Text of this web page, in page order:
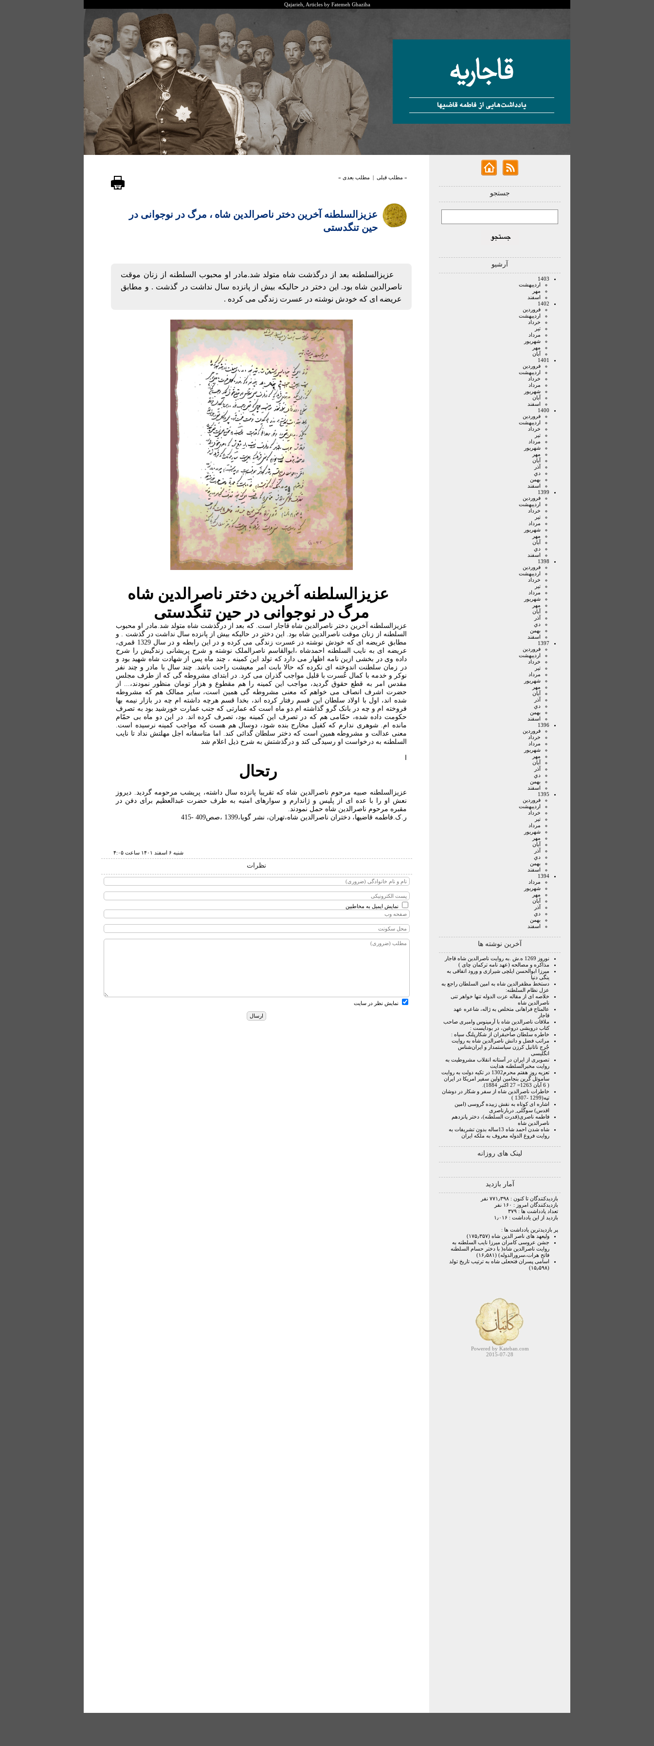
Qajarieh, Articles by Fatemeh Ghaziha
جستجو
آرشیو
1403
ارديبهشت
مهر
اسفند
1402
فروردين
ارديبهشت
خرداد
تير
مرداد
شهريور
مهر
آبان
1401
فروردين
ارديبهشت
خرداد
مرداد
شهريور
آبان
اسفند
1400
فروردين
ارديبهشت
خرداد
تير
مرداد
شهريور
مهر
آبان
آذر
دي
بهمن
اسفند
1399
فروردين
ارديبهشت
خرداد
تير
مرداد
شهريور
مهر
آبان
دي
اسفند
1398
فروردين
ارديبهشت
خرداد
تير
مرداد
شهريور
مهر
آبان
آذر
دي
بهمن
اسفند
1397
فروردين
ارديبهشت
خرداد
تير
مرداد
شهريور
مهر
آبان
آذر
دي
بهمن
اسفند
1396
فروردين
خرداد
مرداد
شهريور
مهر
آبان
آذر
دي
بهمن
اسفند
1395
فروردين
ارديبهشت
خرداد
تير
مرداد
شهريور
مهر
آبان
آذر
دي
بهمن
اسفند
1394
مرداد
شهريور
مهر
آبان
آذر
دي
بهمن
اسفند
آخرین نوشته ها
نوروز 1269 ه.ش .به روایت ناصرالدین شاه قاجار
مذاکره و مصالحه (عهد نامه ترکمان چای )
میرزا ابوالحسن ایلچی شیرازی و ورود اتفاقی به
ینگی دنیا
دستخط مظفرالدین شاه به امین السلطان راجع به
عزل نظام السلطنه:
خلاصه ای از مقاله عزت الدوله تنها خواهر تنی
ناصرالدین شاه
عالمتاج فراهانی متخلص به ژاله، شاعره عهد
قاجار
ملاقات ناصرالدین شاه با آرمینوس وامبری صاحب
کتاب درویشی دروغین، در بوداپست :
خاطره سلطان صاحبقران از شکارپلنگ سیاه :
مراتب فضل و دانش ناصرالدین شاه به روایت
جُرج ناتانیل کرزن سیاستمدار و ایران‌شناس
انگلیسی
تصویری از ایران در آستانه انقلاب مشروطیت به
روایت مخبرالسلطنه هدایت
تعزیه روز هفتم محرم1302 در تکیه دولت به روایت
ساموئل گرین بنجامین اولین سفیر امریکا در ایران
( 6 آبان 1263= 27 اکتبر 1884).
خاطرات ناصرالدین شاه از سفر و شکار در دوشان
تپه(1299 -1307 )
اشاره ای کوتاه به نقش زبیده گروسی (امین
اقدس) سوگلی ِ دربارناصری
فاطمه ناصری(قدرت السلطنه)، دختر پانزدهم
ناصرالدین شاه
شاه شدن احمد شاه 13ساله بدون تشریفات به
روایت فروغ الدوله معروف به ملکه ایران
لینک های روزانه
آمار بازدید
بازدیدکنندگان تا کنون : ۷۷۱٫۳۹۸ نفر
بازدیدکنندگان امروز : ۱۶۰ نفر
تعداد یادداشت ها : ۳۷۹
بازدید از این یادداشت : ۱٫۰۱۶
پر بازدیدترین یادداشت ها :
ولیعهد های ناصر الدین شاه (۱۷۵٫۳۵۷)
جشن عروسی کامران میرزا نایب السلطنه به
روایت ناصرالدین شاه( با دختر حسام السلطنه
فاتح هرات،سرورالدوله) (۱۶٫۵۸۱)
اسامی پسران فتحعلی شاه به ترتیب تاریخ تولد
(۱۵٫۵۹۸)
Powered by Kateban.com
2015-07-28
« مطلب قبلی | مطلب بعدی »
عزیزالسلطنه آخرین دختر ناصرالدین شاه ، مرگ در نوجوانی در
حین تنگدستی
عزیزالسلطنه بعد از درگذشت شاه متولد شد.مادر او محبوب السلطنه از زنان موقت
ناصرالدین شاه بود. این دختر در حالیکه بیش از پانزده سال نداشت در گذشت . و مطابق
عریضه ای که خودش نوشته در عسرت زندگی می کرده .
عزیزالسلطنه آخرین دختر ناصرالدین شاه
مرگ در نوجوانی در حین تنگدستی
عزیزالسلطنه آخرین دختر ناصرالدین شاه قاجار است. که بعد از درگذشت شاه متولد شد.مادر او محبوب
السلطنه از زنان موقت ناصرالدین شاه بود. این دختر در حالیکه بیش از پانزده سال نداشت در گذشت . و
مطابق عریضه ای که خودش نوشته در عسرت زندگی می کرده و در این رابطه و در سال 1329 قمری،
عریضه ای به نایب السلطنه احمدشاه ،ابوالقاسم ناصرالملک نوشته و شرح پریشانی زندگیش را شرح
داده وی در بخشی ازین نامه اظهار می دارد که تولد این کمینه ، چند ماه پس از شهادت شاه شهید بود و
در زمان سلطنت اندوخته ای نکرده که حالا بابت امر معیشت راحت باشد. چند سال با مادر و چند نفر
نوکر و خدمه با کمال عُسرت با قلیل مواجب گذران می کرد. در ابتدای مشروطه گی که از طرف مجلس
مقدس امر به قطع حقوق گردید، مواجب این کمینه را هم مقطوع و هزار تومان منظور نمودند،... از
حضرت اشرف انصاف می خواهم که معنی مشروطه گی همین است، سایر ممالک هم که مشروطه
شده اند، اول با اولاد سلطان این قسم رفتار کرده اند، بخدا قسم هرچه داشته ام چه در بازار نیمه بها
فروخته ام و چه در بانک گرو گذاشته ام.دو ماه است که عمارتی که جنب عمارت خورشید بود به تصرف
حکومت داده شده، حمّامی هم که در تصرف این کمینه بود، تصرف کرده اند. در این دو ماه بی حمّام
مانده ام. شوهری ندارم که کفیل مخارج بنده شود، دوسال هم هست که مواجب کمینه نرسیده است.
معنی عدالت و مشروطه همین است که دختر سلطان گدائی کند. اما متاسفانه اجل مهلتش نداد تا نایب
السلطنه به درخواست او رسیدگی کند و درگذشتش به شرح ذیل اعلام شد
رتحال
عزیزالسلطنه صبیه مرحوم ناصرالدین شاه که تقریبا پانزده سال داشته، پریشب مرحومه گردید. دیروز
نعش او را با عده ای از پلیس و ژاندارم و سوارهای امنیه به طرف حضرت عبدالعظیم برای دفن در
مقبره مرحوم ناصرالدین شاه حمل نمودند.
ر.ک.فاطمه قاضیها، دختران ناصرالدین شاه،تهران، نشر گویا،1399 ،صص409 -415
شنبه ۶ اسفند ۱۴۰۱ ساعت ۴:۰۵
نظرات
نمایش ایمیل به مخاطبین
نمایش نظر در سایت